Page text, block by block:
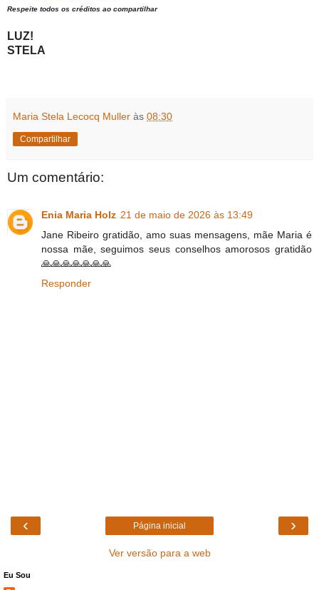
Respeite todos os créditos ao compartilhar
LUZ!
STELA
Maria Stela Lecocq Muller às 08:30
Compartilhar
Um comentário:
Enia Maria Holz 21 de maio de 2026 às 13:49
Jane Ribeiro gratidão, amo suas mensagens, mãe Maria é
nossa mãe, seguimos seus conselhos amorosos gratidão
🙏🙏🙏🙏🙏🙏🙏
Responder
‹ ›
Página inicial
Ver versão para a web
Eu Sou